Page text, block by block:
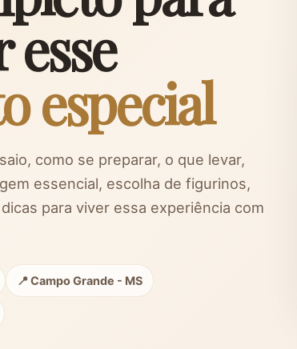
especial
como se preparar, o que levar,
essencial, escolha de figurinos,
para viver essa experiência com
📍 Campo Grande - MS